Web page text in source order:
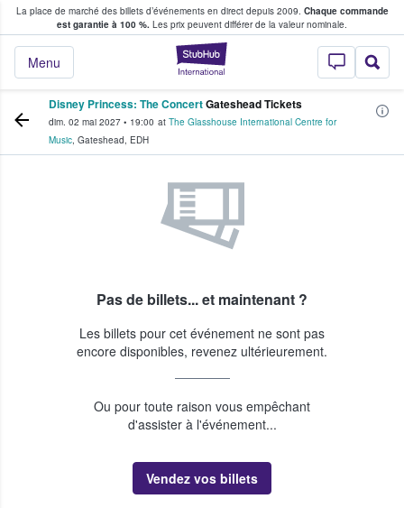
La place de marché des billets d’événements en direct depuis 2009. Chaque commande
est garantie à 100 %. Les prix peuvent différer de la valeur nominale.
StubHub - Où
Menu
fans achètent et vendent des billets
Disney Princess: The ConcertGateshead Tickets
dim. 02 mai 2027 • 19:00 at The Glasshouse International Centre for
Music, Gateshead, EDH
Pas de billets... et maintenant ?
Les billets pour cet événement ne sont pas
encore disponibles, revenez ultérieurement.
Ou pour toute raison vous empêchant
d'assister à l'événement...
Vendez vos billets